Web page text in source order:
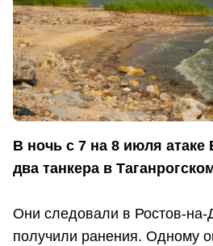
В ночь с 7 на 8 июля атаке
два танкера в
Они следовали в Ростов-на-
получили ранения. Одному